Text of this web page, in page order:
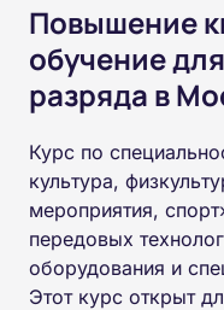
Повышение
обучение
разряда в
Курс по
культура,
мероприятия,
передовых
оборудования и
Этот курс открыт